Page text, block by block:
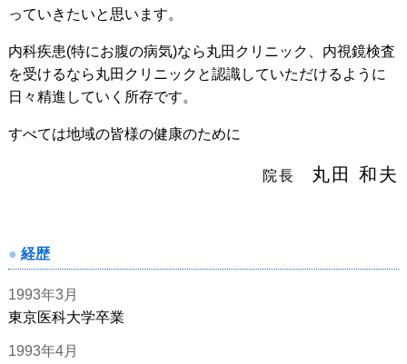
っていきたいと思います。
内科疾患(特にお腹の病気)なら丸田クリニック、内視鏡検査
を受けるなら丸田クリニックと認識していただけるように
日々精進していく所存です。
すべては地域の皆様の健康のために
院長 丸田 和夫
経歴
1993年3月
東京医科大学卒業
1993年4月